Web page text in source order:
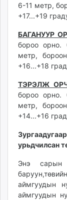
6-11 метр,
+17...+19
БАГАНУУР
бороо орно.
метр,
+16...+18
ТЭРЭЛЖ
бороо орно.
метр,
+14...+16
урьдчилсан
Энэ сарын
аймгуудын
аймгуудын